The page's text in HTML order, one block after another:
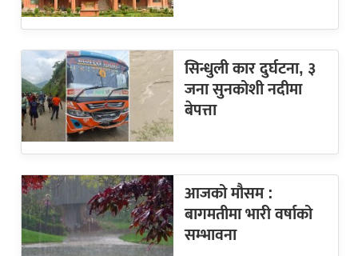
सिन्धुली कार दुर्घटना, ३
जना सुनकोशी नदीमा
बेपत्ता
आजको मौसम :
बागमतीमा भारी वर्षाको
सम्भावना